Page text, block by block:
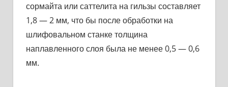
сормайта или саттелита на гильзы составляет
1,8 — 2 мм, что бы после обработки на
шлифовальном станке толщина
наплавленного слоя была не менее 0,5 — 0,6
мм.